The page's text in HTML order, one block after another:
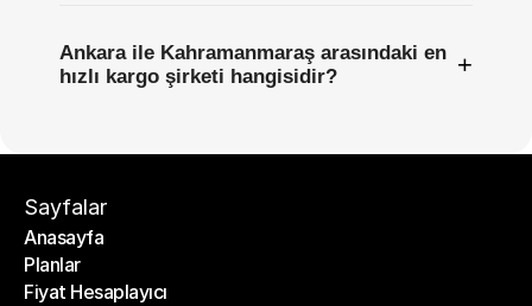
Ankara ile Kahramanmaraş arasındaki en
hızlı kargo şirketi hangisidir?
+
Sayfalar
Anasayfa
Anasayfa
Planlar
Planlar
Fiyat Hesaplayıcı